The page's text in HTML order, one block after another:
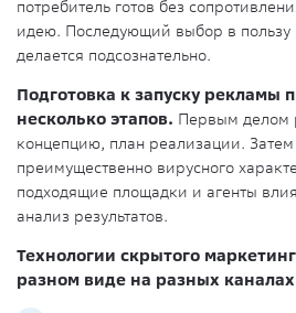
потребитель готов без
идею. Последующий выбор в
делается подсознательно.
Подготовка к запуску рекламы
несколько этапов. Первым делом
концепцию, план реализации. Затем
преимущественно вирусного
подходящие площадки и агенты
анализ результатов.
Технологии скрытого
разном виде на разных